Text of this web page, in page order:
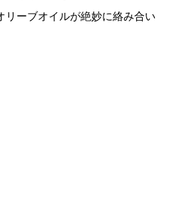
リーブオイルが絶妙に絡み合い